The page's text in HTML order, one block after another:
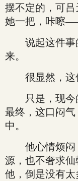
摆不定的，可
她一把，咔嚓
说起这件事
来。
很显然，这件
只是，现今的
最终，这口闷
中。
他心情烦闷
源，也不奢求
他，倒是没有太